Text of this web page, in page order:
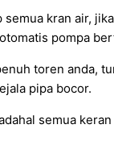
kran air,
pompa
toren anda,
pipa bocor.
semua